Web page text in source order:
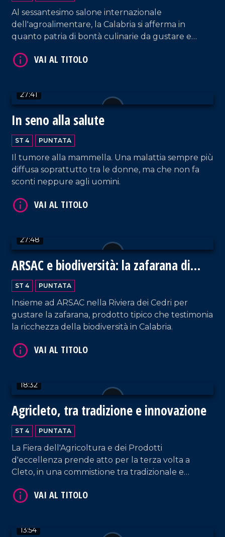
Al sessantesimo salone internazionale
dell'agroalimentare, la Calabria si afferma in
quanto patria di bontà culinarie da gustare e
27:41
In seno alla salute
ST 4 PUNTATA
Il tumore alla mammella. Una malattia sempre più
diffusa soprattutto tra le donne, ma che non fa
sconti neppure agli uomini.
27:48
ARSAC e biodiversità: la zafarana di
Tortora
ST 4 PUNTATA
Insieme ad ARSAC nella Riviera dei Cedri per
gustare la zafarana, prodotto tipico che testimonia
la ricchezza della biodiversità in Calabria.
18:32
Agricleto, tra tradizione e innovazione
ST 4 PUNTATA
La Fiera dell'Agricoltura e dei Prodotti
d'eccellenza prende atto per la terza volta a
Cleto, in una commistione tra tradizionale e
13:54
VAI AL TITOLO
VAI AL TITOLO